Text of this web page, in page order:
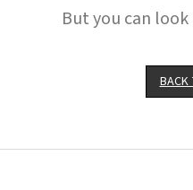
But you can
BACK